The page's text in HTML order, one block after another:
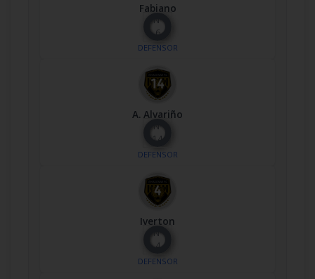
Fabiano
Nº
6
DEFENSOR
A. Alvariño
Nº
14
DEFENSOR
Iverton
Nº
4
DEFENSOR